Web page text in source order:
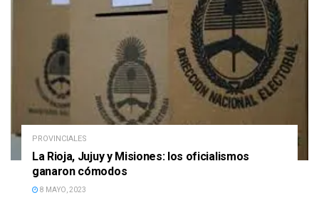
PROVINCIALES
La Rioja, Jujuy y Misiones: los oficialismos
ganaron cómodos
8 MAYO, 2023